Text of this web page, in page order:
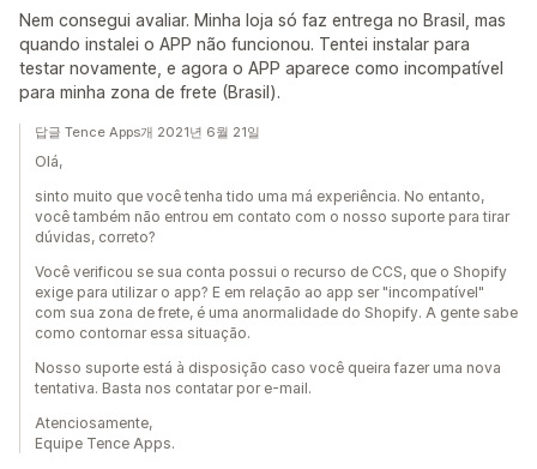
Nem consegui avaliar. Minha loja só faz entrega no Brasil, mas
quando instalei o APP não funcionou. Tentei instalar para
testar novamente, e agora o APP aparece como incompatível
para minha zona de frete (Brasil).
답글 Tence Apps개 2021년 6월 21일
Olá,
sinto muito que você tenha tido uma má experiência. No entanto,
você também não entrou em contato com o nosso suporte para tirar
dúvidas, correto?
Você verificou se sua conta possui o recurso de CCS, que o Shopify
exige para utilizar o app? E em relação ao app ser "incompatível"
com sua zona de frete, é uma anormalidade do Shopify. A gente sabe
como contornar essa situação.
Nosso suporte está à disposição caso você queira fazer uma nova
tentativa. Basta nos contatar por e-mail.
Atenciosamente,
Equipe Tence Apps.